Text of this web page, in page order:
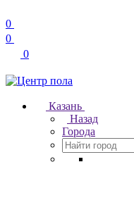
0
0
0
Казань
Назад
Города